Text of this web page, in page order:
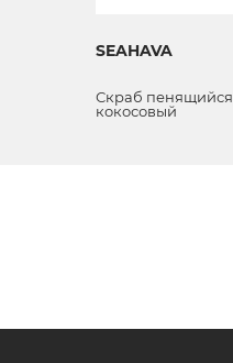
SEAHAVA
Скраб пенящийся
кокосовый